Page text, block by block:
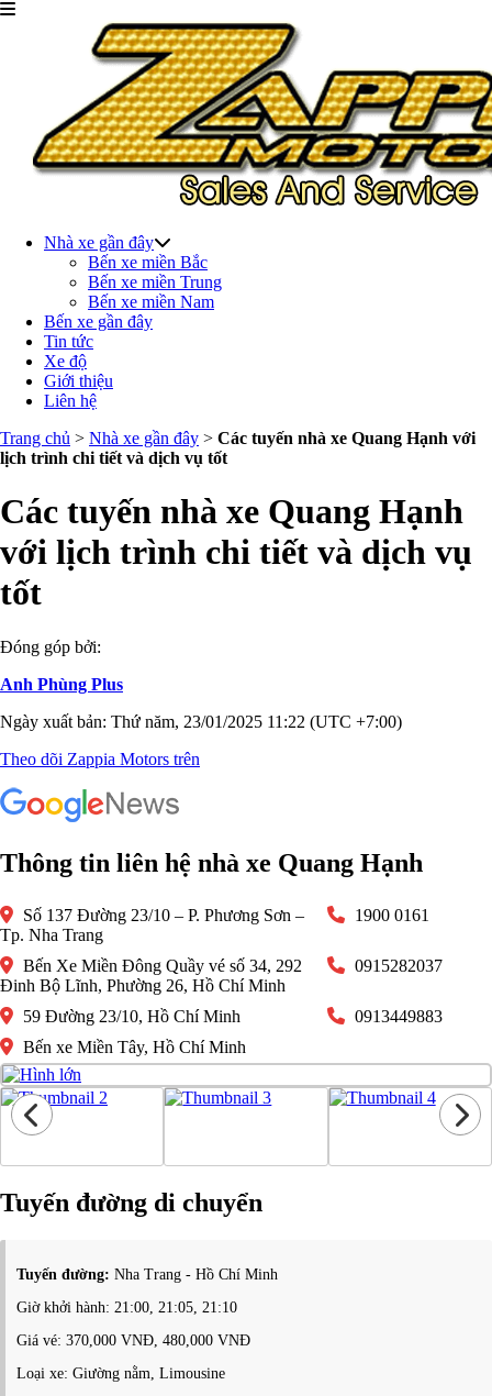
Nhà xe gần đây
Bến xe miền Bắc
Bến xe miền Trung
Bến xe miền Nam
Bến xe gần đây
Tin tức
Xe độ
Giới thiệu
Liên hệ
Trang chủ > Nhà xe gần đây > Các tuyến nhà xe Quang Hạnh với
lịch trình chi tiết và dịch vụ tốt
Các tuyến nhà xe Quang Hạnh
với lịch trình chi tiết và dịch vụ
tốt
Đóng góp bởi:
Anh Phùng Plus
Ngày xuất bản: Thứ năm, 23/01/2025 11:22 (UTC +7:00)
Theo dõi Zappia Motors trên
Thông tin liên hệ nhà xe Quang Hạnh
Số 137 Đường 23/10 – P. Phương Sơn –
Tp. Nha Trang
1900 0161
Bến Xe Miền Đông Quầy vé số 34, 292
Đinh Bộ Lĩnh, Phường 26, Hồ Chí Minh
0915282037
59 Đường 23/10, Hồ Chí Minh
0913449883
Bến xe Miền Tây, Hồ Chí Minh
Tuyến đường di chuyển
Tuyến đường: Nha Trang - Hồ Chí Minh
Giờ khởi hành: 21:00, 21:05, 21:10
Giá vé: 370,000 VNĐ, 480,000 VNĐ
Loại xe: Giường nằm, Limousine